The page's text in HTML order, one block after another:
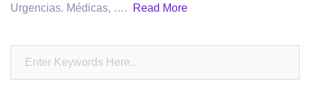
Urgencias. Médicas, ….
Read More